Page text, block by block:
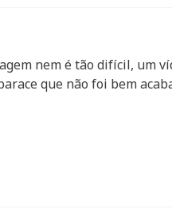
nem é tão difícil, um
que não foi bem